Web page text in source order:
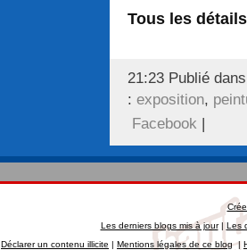
Tous les
21:23 Publié
: exposition,
Facebook |
Les derniers blogs mis à jour|Les
Déclarer un contenu illicite | Mentions légales de ce blog|